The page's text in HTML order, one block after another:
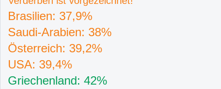
Brasilien: 37,9%
Saudi-Arabien: 38%
Österreich: 39,2%
USA: 39,4%
Griechenland: 42%